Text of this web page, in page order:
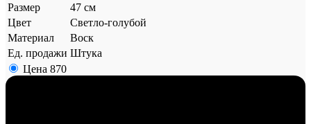
Размер
47 см
Цвет
Светло-голубой
Материал
Воск
Ед. продажи Штука
Цена 870